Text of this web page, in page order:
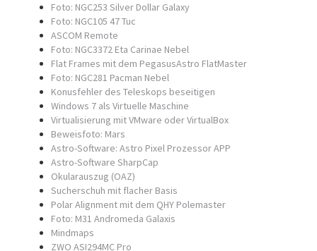
Foto: NGC253 Silver Dollar Galaxy
Foto: NGC105 47 Tuc
ASCOM Remote
Foto: NGC3372 Eta Carinae Nebel
Flat Frames mit dem PegasusAstro FlatMaster
Foto: NGC281 Pacman Nebel
Konusfehler des Teleskops beseitigen
Windows 7 als Virtuelle Maschine
Virtualisierung mit VMware oder VirtualBox
Beweisfoto: Mars
Astro-Software: Astro Pixel Prozessor APP
Astro-Software SharpCap
Okularauszug (OAZ)
Sucherschuh mit flacher Basis
Polar Alignment mit dem QHY Polemaster
Foto: M31 Andromeda Galaxis
Mindmaps
ZWO ASI294MC Pro